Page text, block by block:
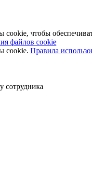
чтобы
файлов cookie
cookie. Правила
сотрудника